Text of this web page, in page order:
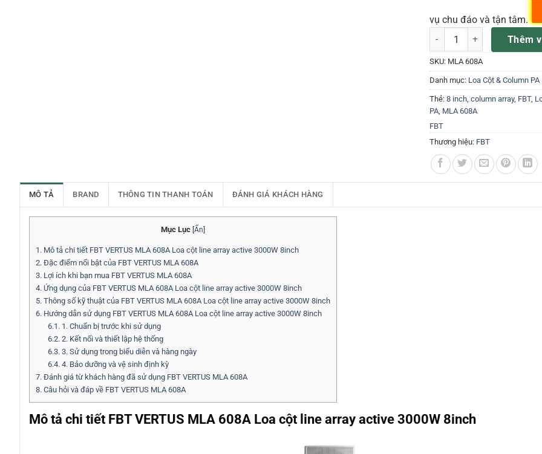
vụ chu đáo và tận tâm.
Fbt VERTUS MLA 608A Loa
Thêm
SKU: MLA 608A
Danh mục: Loa Cột & Column PA
Thẻ: 8 inch, column array, FBT,
PA, MLA 608A
FBT
Thương hiệu: FBT
MÔ TẢ BRAND THÔNG TIN THANH TOÁN ĐÁNH GIÁ KHÁCH HÀNG
Mục Lục Ẩn
1. Mô tả chi tiết FBT VERTUS MLA 608A Loa cột line array active 3000W 8inch
2. Đặc điểm nổi bật của FBT VERTUS MLA 608A
3. Lợi ích khi bạn mua FBT VERTUS MLA 608A
4. Ứng dụng của FBT VERTUS MLA 608A Loa cột line array active 3000W 8inch
5. Thông số kỹ thuật của FBT VERTUS MLA 608A Loa cột line array active 3000W 8inch
6. Hướng dẫn sử dụng FBT VERTUS MLA 608A Loa cột line array active 3000W 8inch
6.1.1. Chuẩn bị trước khi sử dụng
6.2.2. Kết nối và thiết lập hệ thống
6.3.3. Sử dụng trong biểu diễn và hàng ngày
6.4.4. Bảo dưỡng và vệ sinh định kỳ
7. Đánh giá từ khách hàng đã sử dụng FBT VERTUS MLA 608A
8. Câu hỏi và đáp về FBT VERTUS MLA 608A
Mô tả chi tiết FBT VERTUS MLA 608A Loa cột line array active 3000W 8inch